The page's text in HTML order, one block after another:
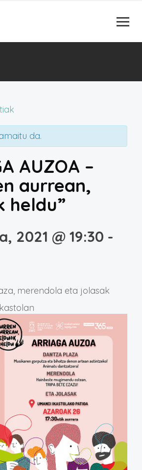
da.
AUZOA –
aurrean,
heldu”
2021 @ 19:30 -
merendola eta jolasak